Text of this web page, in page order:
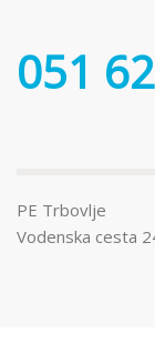
051
PE Trbovlje
Vodenska cesta